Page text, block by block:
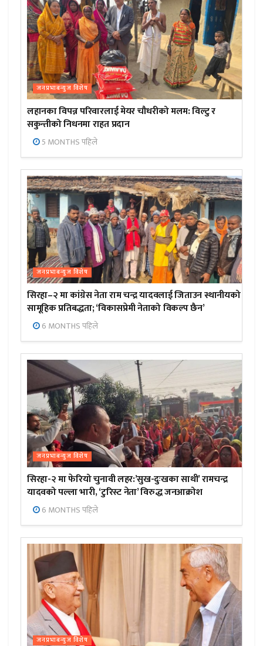
जनप्रभाबन्युज विशेष
लहानका विपन्न परिवारलाई मेयर चौधरीको मलम: विल्टु र
सकुन्तीको निधनमा राहत प्रदान
5 MONTHS पहिले
जनप्रभाबन्युज विशेष
सिरहा–२ मा कांग्रेस नेता राम चन्द्र यादवलाई जिताउन स्थानीयको
सामूहिक प्रतिबद्धता; ‘विकासप्रेमी नेताको विकल्प छैन’
6 MONTHS पहिले
जनप्रभाबन्युज विशेष
सिरहा-२ मा फेरियो चुनावी लहर:’सुख-दुःखका साथी’ रामचन्द्र
यादवको पल्ला भारी, ‘टुरिस्ट नेता’ विरुद्ध जनआक्रोश
6 MONTHS पहिले
जनप्रभाबन्युज विशेष